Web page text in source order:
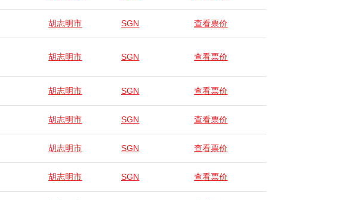
胡志明市 SGN 查看票价
胡志明市 SGN 查看票价
胡志明市 SGN 查看票价
胡志明市 SGN 查看票价
胡志明市 SGN 查看票价
胡志明市 SGN 查看票价